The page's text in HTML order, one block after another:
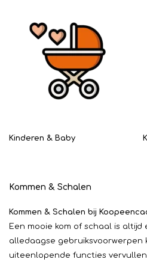
Kinderen & Baby
Kommen & Schalen
Kommen & Schalen bij
Een mooie kom of schaal is altijd
alledaagse gebruiksvoorwerpen
uiteenlopende functies